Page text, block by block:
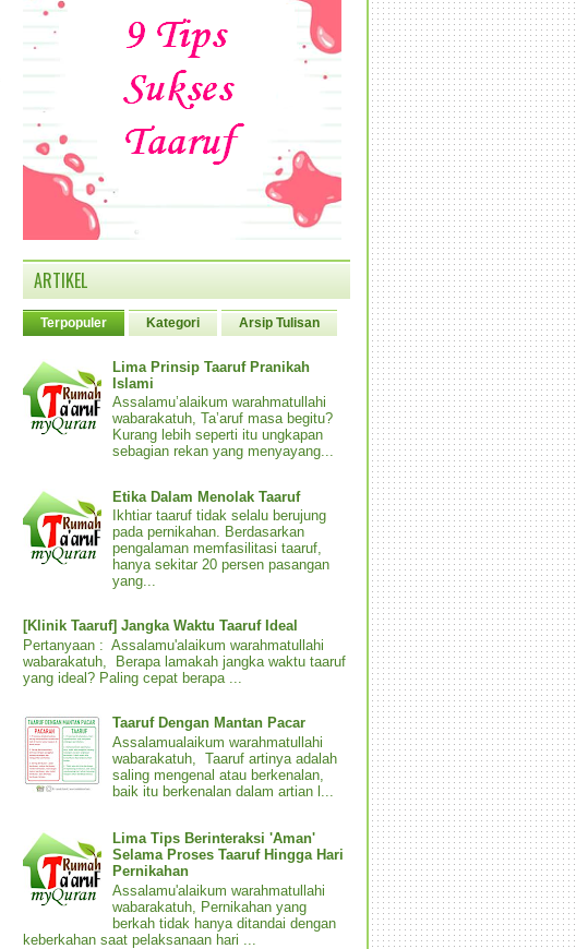
ARTIKEL
Terpopuler Kategori Arsip Tulisan
Lima Prinsip Taaruf Pranikah
Islami
Assalamu’alaikum warahmatullahi
wabarakatuh, Ta’aruf masa begitu?
Kurang lebih seperti itu ungkapan
sebagian rekan yang menyayang...
Etika Dalam Menolak Taaruf
Ikhtiar taaruf tidak selalu berujung
pada pernikahan. Berdasarkan
pengalaman memfasilitasi taaruf,
hanya sekitar 20 persen pasangan
yang...
[Klinik Taaruf] Jangka Waktu Taaruf Ideal
Pertanyaan : Assalamu'alaikum warahmatullahi
wabarakatuh, Berapa lamakah jangka waktu taaruf
yang ideal? Paling cepat berapa ...
Taaruf Dengan Mantan Pacar
Assalamualaikum warahmatullahi
wabarakatuh, Taaruf artinya adalah
saling mengenal atau berkenalan,
baik itu berkenalan dalam artian l...
Lima Tips Berinteraksi 'Aman'
Selama Proses Taaruf Hingga Hari
Pernikahan
Assalamu'alaikum warahmatullahi
wabarakatuh, Pernikahan yang
berkah tidak hanya ditandai dengan
keberkahan saat pelaksanaan hari ...